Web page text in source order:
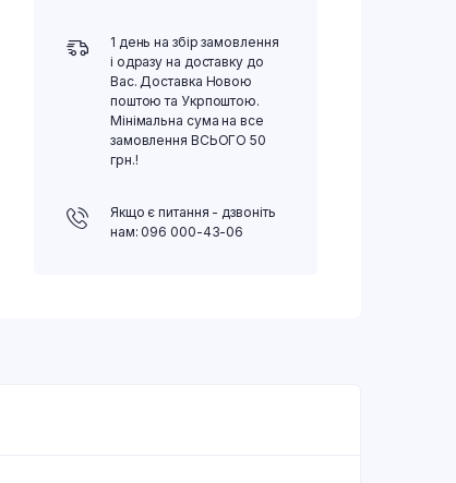
1 день на збір замовлення
і одразу на доставку до
Вас. Доставка Новою
поштою та Укрпоштою.
Мінімальна сума на все
замовлення ВСЬОГО 50
грн.!
Якщо є питання - дзвоніть
нам: 096 000-43-06